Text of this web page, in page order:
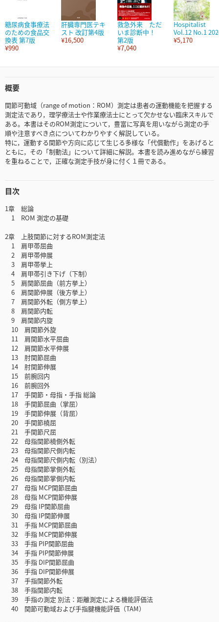
糖尿病食事療法
のための食品交
換表 第7版
¥990
肝臓専門医テキ
スト 改訂第4版
¥16,500
救急外来 ただ
いま診断中！
第2版
¥7,040
Hospitalist
Vol.12 No.1
¥5,170
概要
関節可動域（range of motion：ROM）測定は患者の運動機能を把握する
測定法であり，理学療法士や作業療法士にとって欠かせない臨床スキルで
ある。本書はそのROM測定について，豊富に写真を用いながら測定の手
順や注意すべき点についてわかりやすく解説している。
特に，運動する関節や方向に応じて生じる多様な「代償動作」をあげると
ともに，その「制動法」について詳細に解説。本書を読み進めながら練習
を重ねることで，正確な測定手技が身に付く１冊である。
目次
1章 総論
1 ROM 測定の基礎
2章 上肢関節に対するROM測定法
1 肩甲帯屈曲
2 肩甲帯伸展
3 肩甲帯挙上
4 肩甲帯引き下げ（下制）
5 肩関節屈曲（前方挙上）
6 肩関節伸展（後方挙上）
7 肩関節外転（側方挙上）
8 肩関節内転
9 肩関節内旋
10 肩関節外旋
11 肩関節水平屈曲
12 肩関節水平伸展
13 肘関節屈曲
14 肘関節伸展
15 前腕回内
16 前腕回外
17 手関節・母指・手指 総論
18 手関節屈曲（掌屈）
19 手関節伸展（背屈）
20 手関節橈屈
21 手関節尺屈
22 母指関節橈側外転
23 母指関節尺側内転
24 母指関節尺側内転（別法）
25 母指関節掌側外転
26 母指関節掌側内転
27 母指 MCP関節屈曲
28 母指 MCP関節伸展
29 母指 IP関節屈曲
30 母指 IP関節伸展
31 手指 MCP関節屈曲
32 手指 MCP関節伸展
33 手指 PIP関節屈曲
34 手指 PIP関節伸展
35 手指 DIP関節屈曲
36 手指 DIP関節伸展
37 手指関節外転
38 手指関節内転
39 手指の測定 別法：距離測定による機能評価法
40 関節可動域および手指腱機能評価（TAM）